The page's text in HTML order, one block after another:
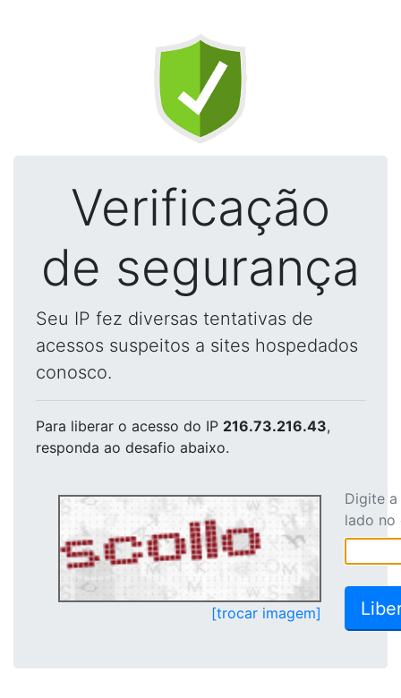
Verificação
de segurança
Seu IP fez diversas tentativas de
acessos suspeitos a sites hospedados
conosco.
Para liberar o acesso do IP 216.73.216.43,
responda ao desafio abaixo.
[trocar imagem]
Digite
lado no